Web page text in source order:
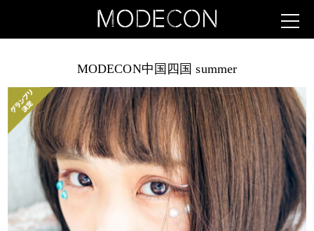
MODECON中国四国 summer